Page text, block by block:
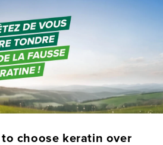
choose keratin over